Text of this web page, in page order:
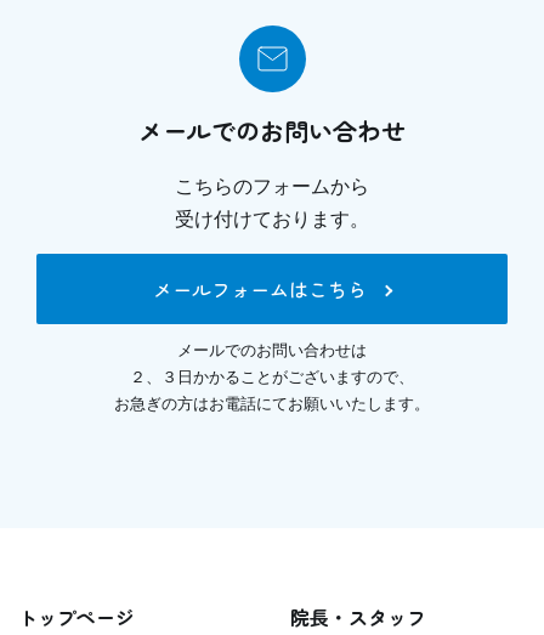
メールでのお問い合わせ
こちらのフォームから
受け付けております。
メールフォームはこちら
メールでのお問い合わせは
２、３日かかることがございますので、
お急ぎの方はお電話にてお願いいたします。
トップページ 院長・スタッフ